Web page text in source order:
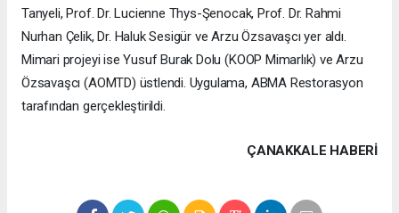
Tanyeli, Prof. Dr. Lucienne Thys-Şenocak, Prof. Dr. Rahmi
Nurhan Çelik, Dr. Haluk Sesigür ve Arzu Özsavaşcı yer aldı.
Mimari projeyi ise Yusuf Burak Dolu (KOOP Mimarlık) ve Arzu
Özsavaşcı (AOMTD) üstlendi. Uygulama, ABMA Restorasyon
tarafından gerçekleştirildi.
ÇANAKKALE HABERİ